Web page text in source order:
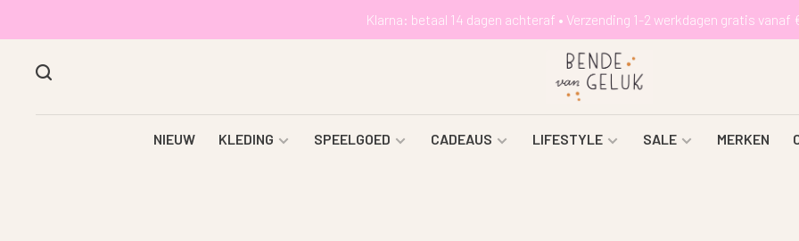
Klarna: betaal 14 dagen achteraf • Verzending 1-2 werkdagen gratis vanaf
NIEUW KLEDING SPEELGOED CADEAUS LIFESTYLE SALE MERKEN